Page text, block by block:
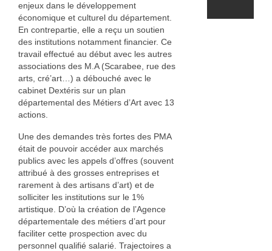
Verre
Georges et Monique Stahl
Bois
Catherine Gey
Eduard Juanola
Elisabeth Molimard
Daniel Pelegrin
David Ranchin
joseph vallon
enjeux dans le développement
économique et culturel du département.
En contrepartie, elle a reçu un soutien
des institutions notamment financier. Ce
travail effectué au début avec les autres
associations des M.A (Scarabee, rue des
arts, cré’art…) a débouché avec le
cabinet Dextéris sur un plan
départemental des Métiers d’Art avec 13
actions.
Une des demandes très fortes des PMA
était de pouvoir accéder aux marchés
publics avec les appels d’offres (souvent
attribué à des grosses entreprises et
rarement à des artisans d’art) et de
solliciter les institutions sur le 1%
artistique. D’où la création de l’Agence
départementale des métiers d’art pour
faciliter cette prospection avec du
personnel qualifié salarié. Trajectoires a